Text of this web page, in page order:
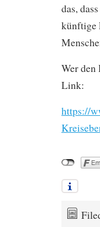
das,
künftige
Wer den
Link:
https://